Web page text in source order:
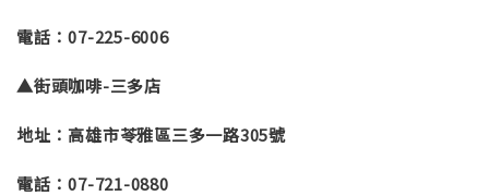
電話：07-225-6006
▲街頭咖啡-三多店
地址：高雄市苓雅區三多一路305號
電話：07-721-0880